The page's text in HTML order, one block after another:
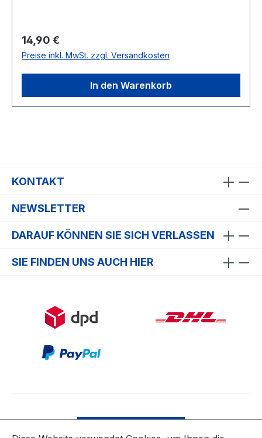
Regulärer Preis:
14,90 €
Preise inkl. MwSt. zzgl. Versandkosten
In den Warenkorb
KONTAKT
NEWSLETTER
DARAUF KÖNNEN SIE SICH VERLASSEN
SIE FINDEN UNS AUCH HIER